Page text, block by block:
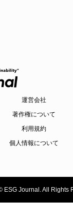
運営会社
著作権について
利用規約
個人情報について
ESG Journal. All Rights